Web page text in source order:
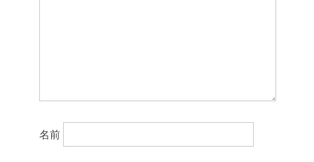
名前